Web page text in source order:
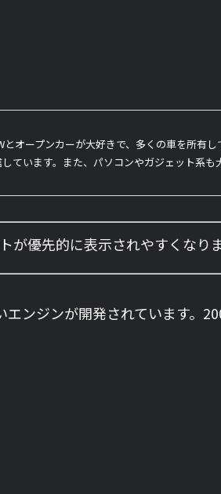
オープンカーが大好きで、多くの車を所有
ています。また、パソコンやガジェット系も
が優先的に表示されやすくなり
ンジンが開発されています。